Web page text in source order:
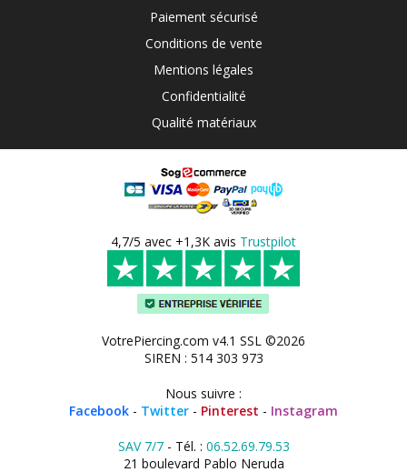
Paiement sécurisé
Conditions de vente
Mentions légales
Confidentialité
Qualité matériaux
4,7/5 avec +1,3K avis Trustpilot
VotrePiercing.com v4.1 SSL ©2026
SIREN : 514 303 973
Nous suivre :
Facebook - Twitter - Pinterest - Instagram
SAV 7/7- Tél. : 06.52.69.79.53
21 boulevard Pablo Neruda